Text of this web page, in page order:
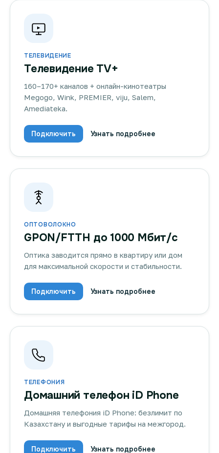
ТЕЛЕВИДЕНИЕ
Телевидение TV+
160–170+ каналов + онлайн-кинотеатры
Megogo, Wink, PREMIER, viju, Salem,
Amediateka.
Подключить Узнать подробнее
ОПТОВОЛОКНО
GPON/FTTH до 1000 Мбит/с
Оптика заводится прямо в квартиру или дом
для максимальной скорости и стабильности.
Подключить Узнать подробнее
ТЕЛЕФОНИЯ
Домашний телефон iD Phone
Домашняя телефония iD Phone: безлимит по
Казахстану и выгодные тарифы на межгород.
Подключить Узнать подробнее